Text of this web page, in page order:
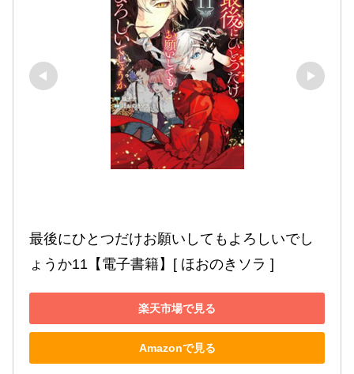
最後にひとつだけお願いしてもよろしいでし
ょうか11【電子書籍】[ ほおのきソラ ]
楽天市場で見る
Amazonで見る